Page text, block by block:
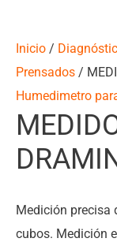
Inicio /
Prensados /
Humedimetro
Medición precisa
cubos. Medición